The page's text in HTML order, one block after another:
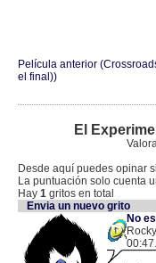
Película anterior
el final))
El
Desde aquí puedes opinar
La puntuación solo cuenta
Hay 1 gritos en total
Envia un nuevo grito
No
00:47.